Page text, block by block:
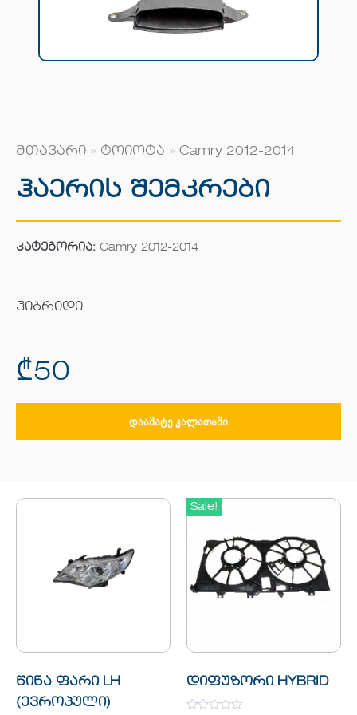
მთავარი » ტოიოტა » Camry 2012-2014
Ჰაერის Შემკრები
კატეგორია: Camry 2012-2014
ჰიბრიდი
₾50
ᲓᲐᲐᲛᲐᲢᲔ ᲙᲐᲚᲐᲗᲐᲨᲘ
წინა ფარი LH
(ევროპული)
Sale!
დიფუზორი HYBRID